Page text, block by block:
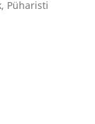
Püharisti